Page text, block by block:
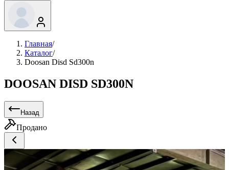
Главная/
Каталог/
Doosan Disd Sd300n
DOOSAN DISD SD300N
Назад
Продано